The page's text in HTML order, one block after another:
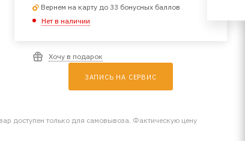
Вернем на карту до 33 бонусных баллов
Нет в наличии
Хочу в подарок
ЗАПИСЬ НА СЕРВИС
доступен только для самовывоза. Фактическую цену